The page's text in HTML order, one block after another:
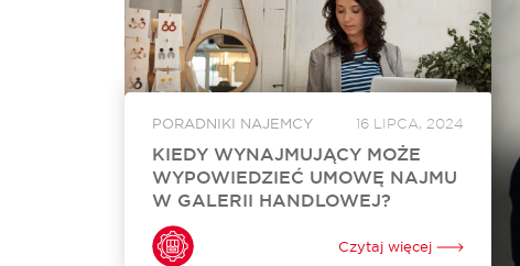
PORADNIKI NAJEMCY 16 LIPCA, 2024
KIEDY WYNAJMUJĄCY MOŻE
WYPOWIEDZIEĆ UMOWĘ NAJMU
W GALERII HANDLOWEJ?
Umowa najmu lokalu w galerii handlowej
stanowi fundament relacji biznesowej między
właścicielem obiektu a najemcą. Jednak w
Czytaj więcej